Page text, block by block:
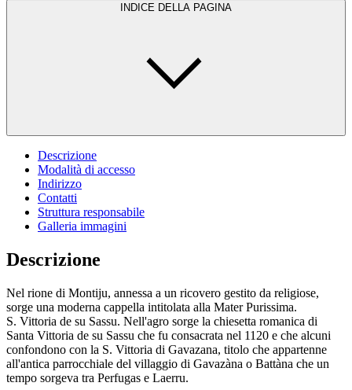
INDICE DELLA PAGINA
Descrizione
Modalità di accesso
Indirizzo
Contatti
Struttura responsabile
Galleria immagini
Descrizione
Nel rione di Montiju, annessa a un ricovero gestito da religiose,
sorge una moderna cappella intitolata alla Mater Purissima.
S. Vittoria de su Sassu. Nell'agro sorge la chiesetta romanica di
Santa Vittoria de su Sassu che fu consacrata nel 1120 e che alcuni
confondono con la S. Vittoria di Gavazana, titolo che appartenne
all'antica parrocchiale del villaggio di Gavazàna o Battàna che un
tempo sorgeva tra Perfugas e Laerru.